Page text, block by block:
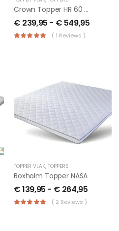
Crown Topper HR 60 Tencell Met Anti-Slip LLQ
€ 239,95 - € 549,95
( 1 Reviews )
TOPPER VLAK, TOPPERS
Boxholm Topper NASA
€139,95 - € 264,95
( 2 Reviews )